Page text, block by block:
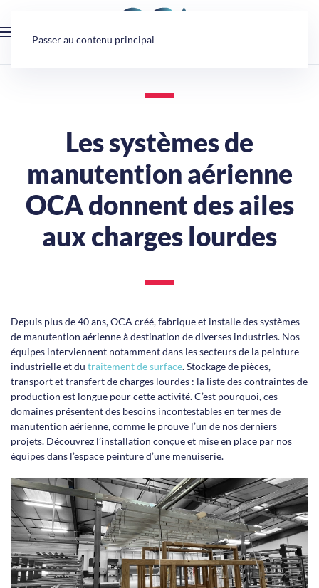
Passer au contenu principal
Les systèmes de
manutention aérienne
OCA donnent des ailes
aux charges lourdes
Depuis plus de 40 ans, OCA créé, fabrique et installe des systèmes
de manutention aérienne à destination de diverses industries. Nos
équipes interviennent notamment dans les secteurs de la peinture
industrielle et du traitement de surface. Stockage de pièces,
transport et transfert de charges lourdes : la liste des contraintes de
production est longue pour cette activité. C’est pourquoi, ces
domaines présentent des besoins incontestables en termes de
manutention aérienne, comme le prouve l’un de nos derniers
projets. Découvrez l’installation conçue et mise en place par nos
équipes dans l’espace peinture d’une menuiserie.
Panneau de gestion des cookies